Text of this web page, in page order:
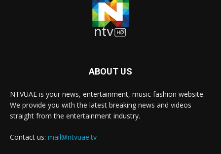
ABOUT US
NTVUAE is your news, entertainment, music fashion website.
We provide you with the latest breaking news and videos
straight from the entertainment industry.
Contact us: mail@ntvuae.tv